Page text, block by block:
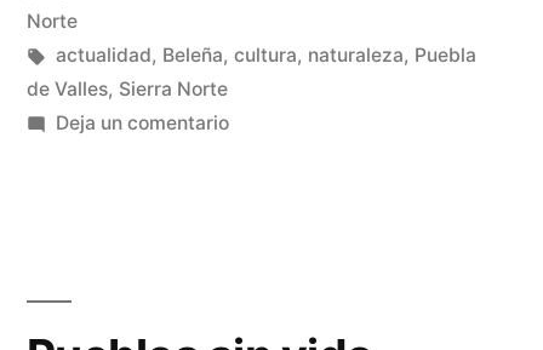
Norte
Etiquetas:
actualidad, Beleña, cultura, naturaleza, Puebla
de Valles, Sierra Norte
Deja un comentarioen